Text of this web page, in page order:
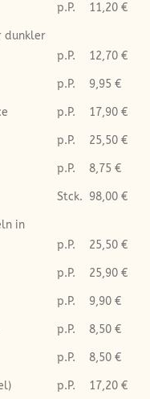
p.P. 11,20 €
dunkler
p.P. 12,70 €
p.P. 9,95 €
p.P. 17,90 €
p.P. 25,50 €
p.P. 8,75 €
Stck. 98,00 €
in
p.P. 25,50 €
p.P. 25,90 €
p.P. 9,90 €
p.P. 8,50 €
p.P. 8,50 €
p.P. 17,20 €